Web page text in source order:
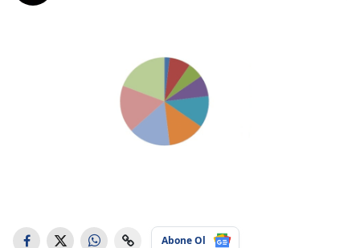
Abone Ol